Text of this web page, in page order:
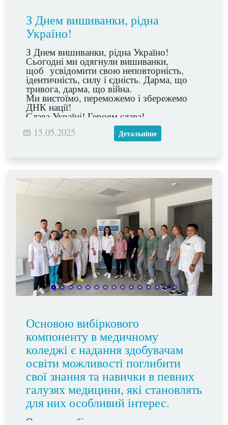
З Днем вишиванки, рідна
Україно!
З Днем вишиванки, рідна Україно!
Сьогодні ми одягнули вишиванки,
щоб усвідомити свою неповторність,
ідентичність, силу і єдність. Дарма, що
тривога, дарма, що війна.
Ми вистоїмо, переможемо і збережемо
ДНК нації!
Слава Україні! Героям слава!
15.05.2025
Детальніше
Основою вибіркового
компоненту в медичному
коледжі є надання здобувачам
освіти можливості поглибити
свої знання та навички в певних
галузях медицини, які становлять
для них особливий інтерес.
Основою вибіркового компоненту в